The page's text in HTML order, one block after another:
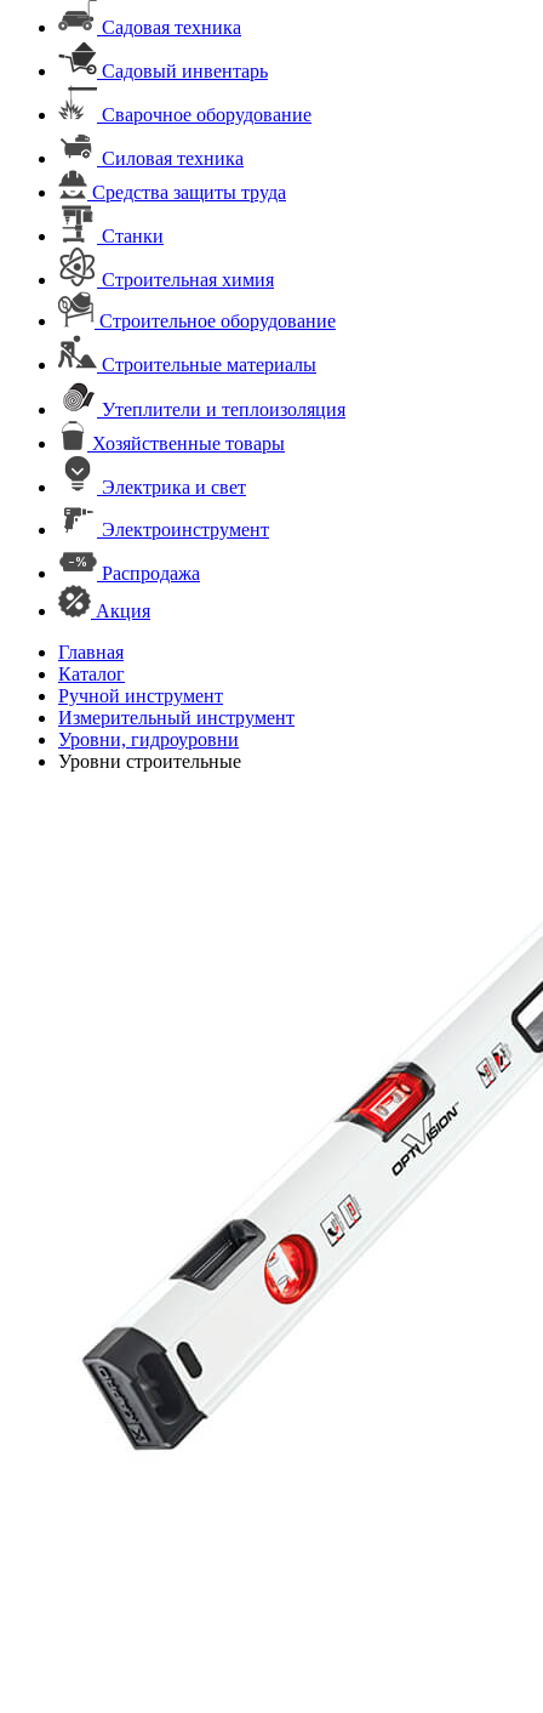
Садовая техника
Садовый инвентарь
Сварочное оборудование
Силовая техника
Средства защиты труда
Станки
Строительная химия
Строительное оборудование
Строительные материалы
Утеплители и теплоизоляция
Хозяйственные товары
Электрика и свет
Электроинструмент
Распродажа
Акция
Главная
Каталог
Ручной инструмент
Измерительный инструмент
Уровни, гидроуровни
Уровни строительные